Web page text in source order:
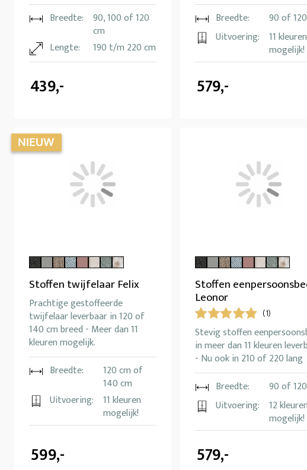
Breedte:
90, 100 of 120
cm
Lengte:
190 t/m 220 cm
439,-
Breedte:
90 of
Uitvoering:
11 kleuren
mogelijk!
579,-
Stoffen twijfelaar Felix
Prachtige gestoffeerde
twijfelaar leverbaar in 120 of
140 cm breed - Meer dan 11
kleuren mogelijk.
Breedte:
120 cm of
140 cm
Uitvoering:
11 kleuren
mogelijk!
599,-
Stoffen
Leonor
(1)
Stevig stoffen
in meer dan 11 kleuren
- Nu ook in 210 of 220 lang
Breedte:
90 of
Uitvoering:
12 kleuren
mogelijk!
579,-